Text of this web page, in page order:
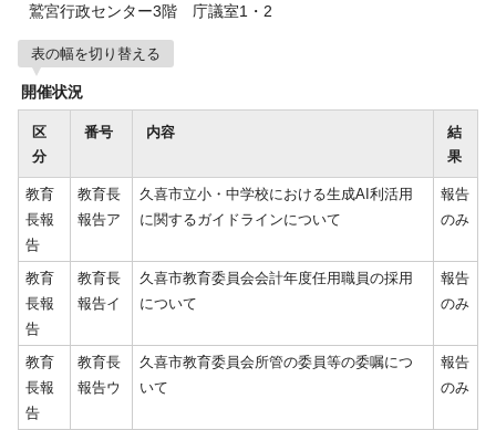
鷲宮行政センター3階 庁議室1・2
表の幅を切り替える
開催状況
区
分
番号 内容
結
果
教育
長報
告
教育長
報告ア
久喜市立小・中学校における生成AI利活用
に関するガイドラインについて
報告
のみ
教育
長報
告
教育長
報告イ
久喜市教育委員会会計年度任用職員の採用
について
報告
のみ
教育
長報
告
教育長
報告ウ
久喜市教育委員会所管の委員等の委嘱につ
いて
報告
のみ